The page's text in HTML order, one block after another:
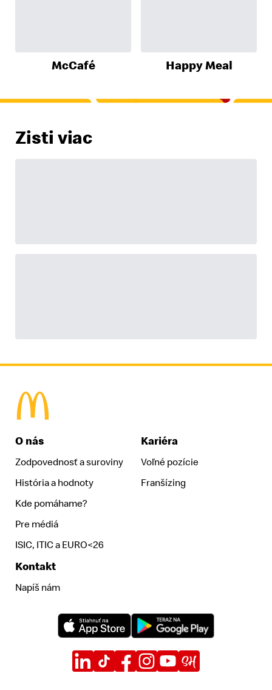
McCafé Happy Meal
Zisti viac
O nás
Zodpovednosť a suroviny
História a hodnoty
Kde pomáhame?
Pre médiá
ISIC, ITIC a EURO<26
Kariéra
Voľné pozície
Franšízing
Kontakt
Napíš nám